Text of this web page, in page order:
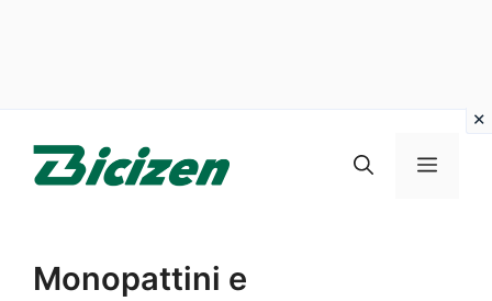
Menu
Monopattini e